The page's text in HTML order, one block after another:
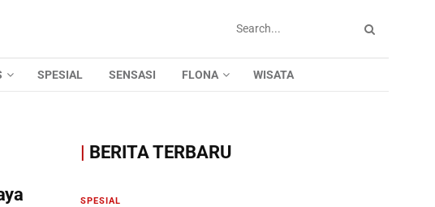
SPESIAL SENSASI FLONA WISATA
| BERITA TERBARU
SPESIAL